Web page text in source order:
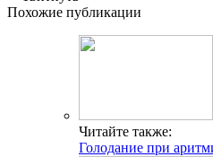
Похожие публикации
Читайте также:
Голодание при